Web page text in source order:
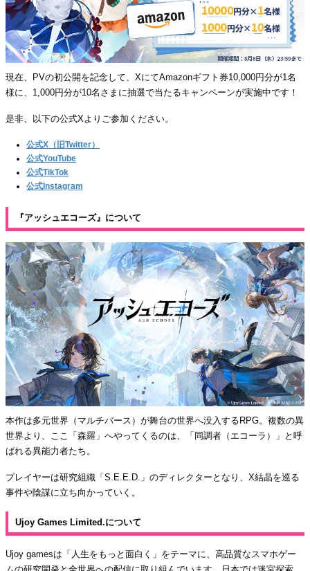
現在、PVの初公開を記念して、XにてAmazonギフト券10,000円分が1名
様に、1,000円分が10名さまに抽選で当たるキャンペーンが実施中です！
是非、以下の公式Xよりご参加ください。
公式X（旧Twitter）
公式YouTube
公式TikTok
公式Instagram
『アッシュエコーズ』について
本作は多元世界（マルチバース）が舞台の世界へ没入するRPG。複数の異
世界より、ここ「森羅」へやってくるのは、「同調者（エコーラ）」と呼
ばれる異能力者たち。
プレイヤーは研究組織「S.E.E.D.」のディレクターとなり、X結晶を巡る
事件や陰謀に立ち向かっていく。
Ujoy Games Limited.について
Ujoy gamesは「人生をもっと面白く」をテーマに、高品質なスマホゲー